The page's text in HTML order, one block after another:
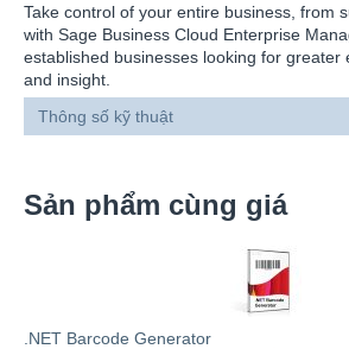
Take control of your entire business, from
with Sage Business Cloud Enterprise
established businesses looking for greater
and insight.
Thông số kỹ thuật
Sản phẩm cùng giá
.NET Barcode Generator